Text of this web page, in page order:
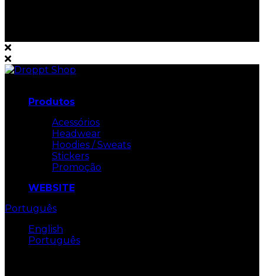
Produtos
Acessórios
Headwear
Hoodies / Sweats
Stickers
Promoção
WEBSITE
Português
English
Português